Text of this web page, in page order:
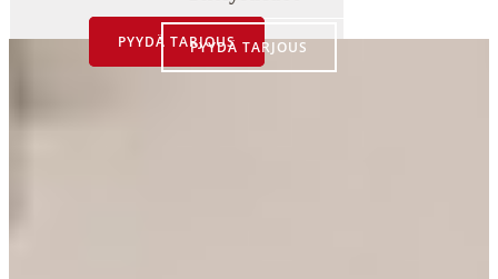
PYYDÄ TARJOUSPYYDÄ TARJOUS